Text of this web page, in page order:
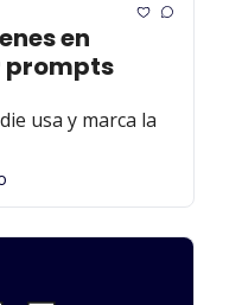
en
prompts
usa y marca la